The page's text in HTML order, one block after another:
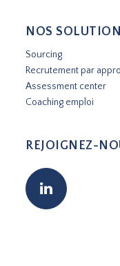
NOS
Sourcing
Recrutement par
Assessment center
Coaching emploi
REJOIGNEZ-